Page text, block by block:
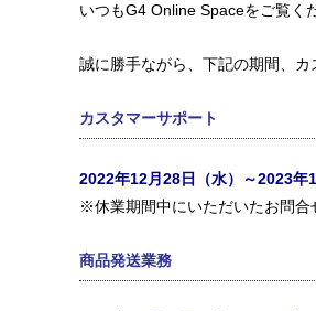
いつもG4 Online Spaceをご覧く
誠に勝手ながら、下記の期間、
カスタマーサポート
2022年12月28日（水）～2023年1
※休業期間中にいただいたお問合
商品発送業務